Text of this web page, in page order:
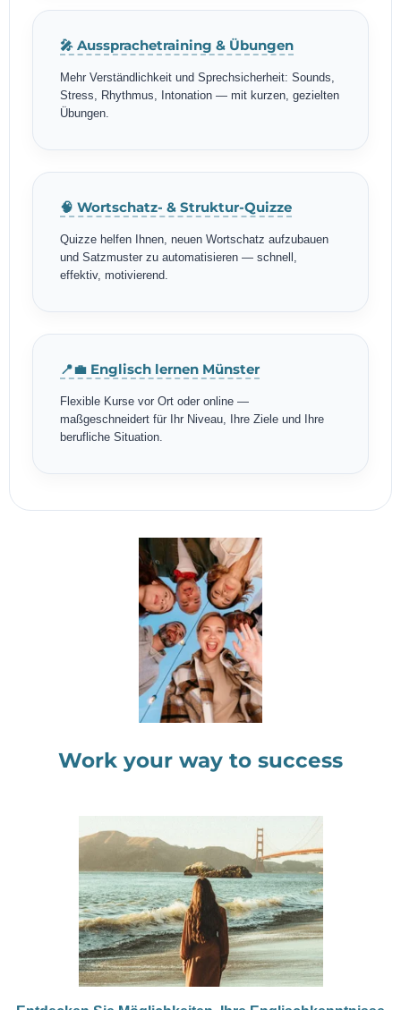
🎤 Aussprachetraining & Übungen
Mehr Verständlichkeit und Sprechsicherheit: Sounds,
Stress, Rhythmus, Intonation — mit kurzen, gezielten
Übungen.
🧠 Wortschatz- & Struktur-Quizze
Quizze helfen Ihnen, neuen Wortschatz aufzubauen
und Satzmuster zu automatisieren — schnell,
effektiv, motivierend.
📍💼 Englisch lernen Münster
Flexible Kurse vor Ort oder online —
maßgeschneidert für Ihr Niveau, Ihre Ziele und Ihre
berufliche Situation.
Work your way to success